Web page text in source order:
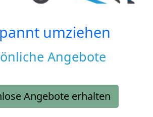
umziehen
Angebote
Angebote erhalten